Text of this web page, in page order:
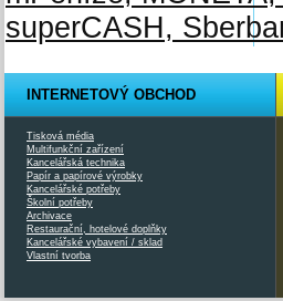
INTERNETOVÝ OBCHOD
Tisková média
Multifunkční zařízení
Kancelářská technika
Papír a papírové výrobky
Kancelářské potřeby
Školní potřeby
Archivace
Restaurační, hotelové doplňky
Kancelářské vybavení / sklad
Vlastní tvorba